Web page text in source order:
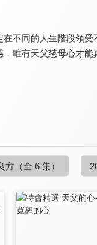
不同的人生階段領
唯有天父慈母心才能
方 （全 6 集）